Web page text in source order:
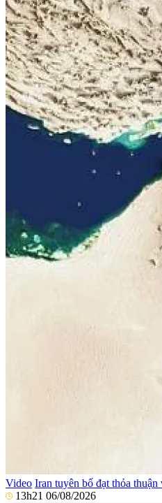
Video Iran tuyên bố đạt thỏa
13h21 06/08/2026